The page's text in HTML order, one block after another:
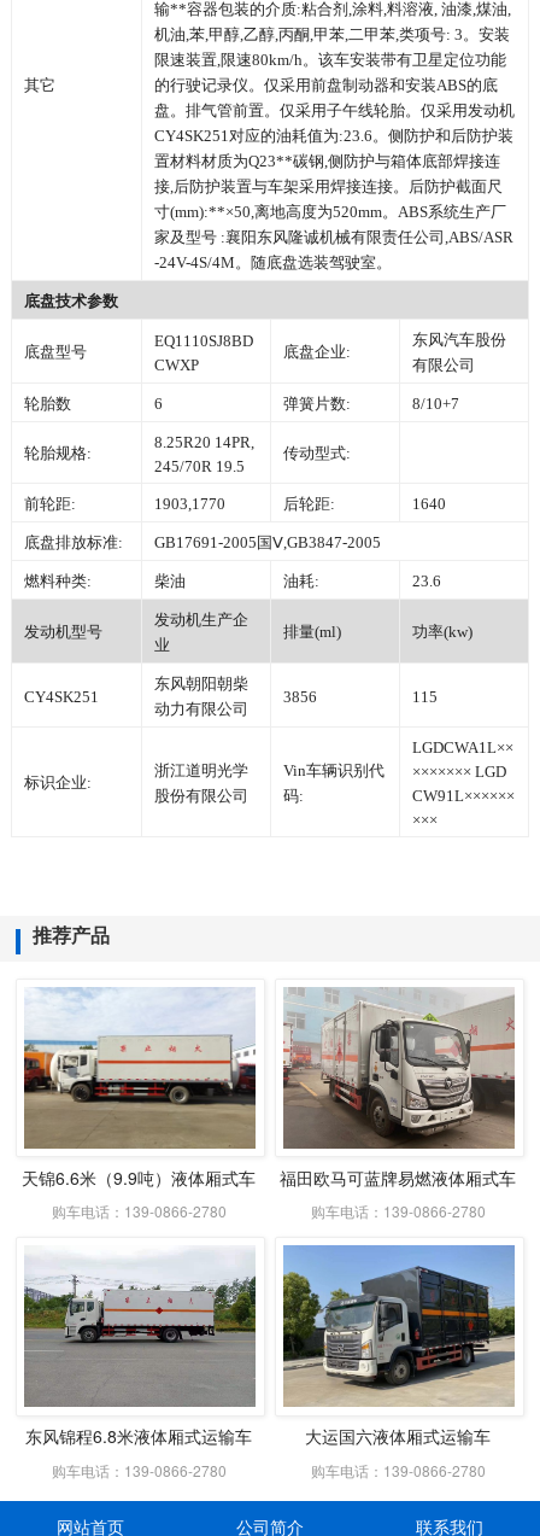
其它
输**容器包装的介质:粘合剂,涂料,料溶液, 油漆,煤油,
机油,苯,甲醇,乙醇,丙酮,甲苯,二甲苯,类项号: 3。安装
限速装置,限速80km/h。该车安装带有卫星定位功能
的行驶记录仪。仅采用前盘制动器和安装ABS的底
盘。排气管前置。仅采用子午线轮胎。仅采用发动机
CY4SK251对应的油耗值为:23.6。侧防护和后防护装
置材料材质为Q23**碳钢,侧防护与箱体底部焊接连
接,后防护装置与车架采用焊接连接。后防护截面尺
寸(mm):**×50,离地高度为520mm。ABS系统生产厂
家及型号 :襄阳东风隆诚机械有限责任公司,ABS/ASR
-24V-4S/4M。随底盘选装驾驶室。
底盘技术参数
底盘型号
EQ1110SJ8BD
CWXP
底盘企业:
东风汽车股份
有限公司
轮胎数 6 弹簧片数: 8/10+7
轮胎规格:
8.25R20 14PR,
245/70R 19.5
传动型式:
前轮距: 1903,1770 后轮距: 1640
底盘排放标准: GB17691-2005国Ⅴ,GB3847-2005
燃料种类: 柴油 油耗: 23.6
发动机型号
发动机生产企
业
排量(ml) 功率(kw)
CY4SK251
东风朝阳朝柴
动力有限公司
3856 115
标识企业:
浙江道明光学
股份有限公司
Vin车辆识别代
码:
LGDCWA1L××
××××××× LGD
CW91L××××××
×××
推荐产品
天锦6.6米（9.9吨）液体厢式车
购车电话：139-0866-2780
福田欧马可蓝牌易燃液体厢式车
购车电话：139-0866-2780
东风锦程6.8米液体厢式运输车
购车电话：139-0866-2780
大运国六液体厢式运输车
购车电话：139-0866-2780
网站首页 公司简介 联系我们